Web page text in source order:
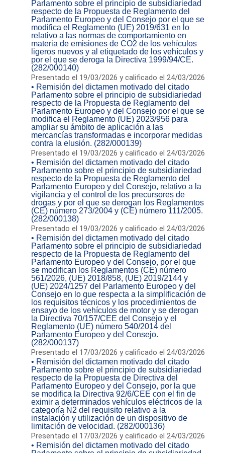
Parlamento sobre el principio de subsidiariedad
respecto de la Propuesta de Reglamento del
Parlamento Europeo y del Consejo por el que se
modifica el Reglamento (UE) 2019/631 en lo
relativo a las normas de comportamiento en
materia de emisiones de CO2 de los vehículos
ligeros nuevos y al etiquetado de los vehículos y
por el que se deroga la Directiva 1999/94/CE.
(282/000140)
Presentado el 19/03/2026 y calificado el 24/03/2026
• Remisión del dictamen motivado del citado
Parlamento sobre el principio de subsidiariedad
respecto de la Propuesta de Reglamento del
Parlamento Europeo y del Consejo por el que se
modifica el Reglamento (UE) 2023/956 para
ampliar su ámbito de aplicación a las
mercancías transformadas e incorporar medidas
contra la elusión. (282/000139)
Presentado el 19/03/2026 y calificado el 24/03/2026
• Remisión del dictamen motivado del citado
Parlamento sobre el principio de subsidiariedad
respecto de la Propuesta de Reglamento del
Parlamento Europeo y del Consejo, relativo a la
vigilancia y el control de los precursores de
drogas y por el que se derogan los Reglamentos
(CE) número 273/2004 y (CE) número 111/2005.
(282/000138)
Presentado el 19/03/2026 y calificado el 24/03/2026
• Remisión del dictamen motivado del citado
Parlamento sobre el principio de subsidiariedad
respecto de la Propuesta de Reglamento del
Parlamento Europeo y del Consejo, por el que
se modifican los Reglamentos (CE) número
561/2026, (UE) 2018/858, (UE) 2019/2144 y
(UE) 2024/1257 del Parlamento Europeo y del
Consejo en lo que respecta a la simplificación de
los requisitos técnicos y los procedimientos de
ensayo de los vehículos de motor y se derogan
la Directiva 70/157/CEE del Consejo y el
Reglamento (UE) número 540/2014 del
Parlamento Europeo y del Consejo.
(282/000137)
Presentado el 17/03/2026 y calificado el 24/03/2026
• Remisión del dictamen motivado del citado
Parlamento sobre el principio de subsidiariedad
respecto de la Propuesta de Directiva del
Parlamento Europeo y del Consejo, por la que
se modifica la Directiva 92/6/CEE con el fin de
eximir a determinados vehículos eléctricos de la
categoría N2 del requisito relativo a la
instalación y utilización de un dispositivo de
limitación de velocidad. (282/000136)
Presentado el 17/03/2026 y calificado el 24/03/2026
• Remisión del dictamen motivado del citado